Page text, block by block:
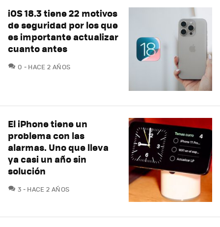
iOS 18.3 tiene 22 motivos
de seguridad por los que
es importante actualizar
cuanto antes
0 COMENTARIOS
HACE 2 AÑOS
El iPhone tiene un
problema con las
alarmas. Uno que lleva
ya casi un año sin
solución
3 COMENTARIOS
HACE 2 AÑOS